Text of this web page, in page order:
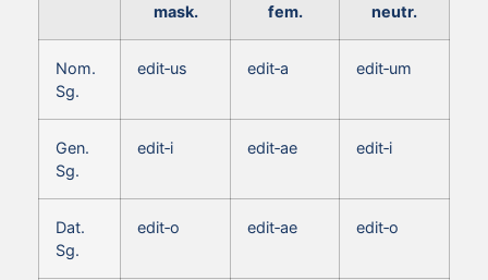
mask. fem. neutr.
Nom.
Sg.
edit‑us edit‑a edit‑um
Gen.
Sg.
edit‑i edit‑ae edit‑i
Dat.
Sg.
edit‑o edit‑ae edit‑o